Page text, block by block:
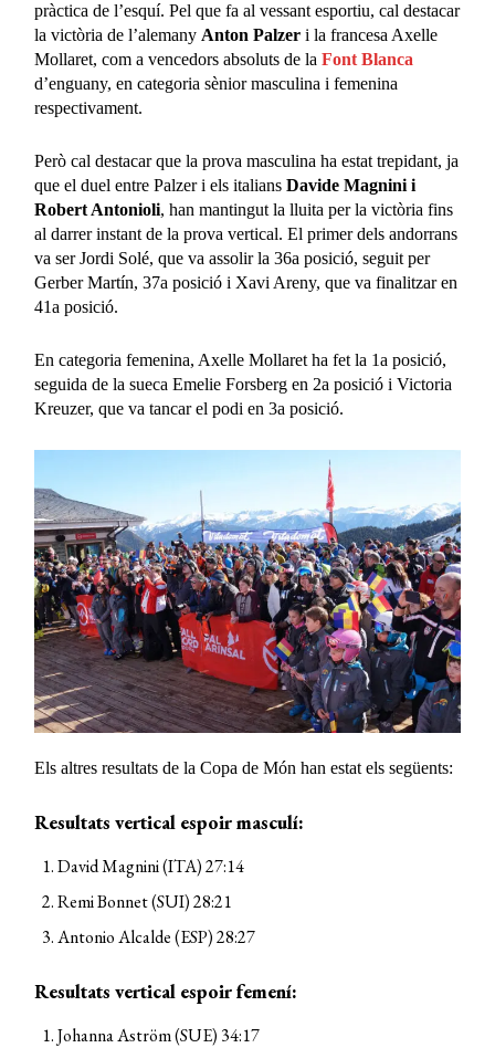
pràctica de l’esquí. Pel que fa al vessant esportiu, cal destacar
la victòria de l’alemany Anton Palzer i la francesa Axelle
Mollaret, com a vencedors absoluts de laFont Blanca
d’enguany, en categoria sènior masculina i femenina
respectivament.
Però cal destacar que la prova masculina ha estat trepidant, ja
que el duel entre Palzer i els italiansDavide Magnini i
Robert Antonioli, han mantingut la lluita per la victòria fins
al darrer instant de la prova vertical. El primer dels andorrans
va ser Jordi Solé, que va assolir la 36a posició, seguit per
Gerber Martín, 37a posició i Xavi Areny, que va finalitzar en
41a posició.
En categoria femenina, Axelle Mollaret ha fet la 1a posició,
seguida de la sueca Emelie Forsberg en 2a posició i Victoria
Kreuzer, que va tancar el podi en 3a posició.
Els altres resultats de la Copa de Món han estat els següents:
Resultats vertical espoir masculí:
David Magnini (ITA) 27:14
Remi Bonnet (SUI) 28:21
Antonio Alcalde (ESP) 28:27
Resultats vertical espoir femení:
Johanna Aström (SUE) 34:17